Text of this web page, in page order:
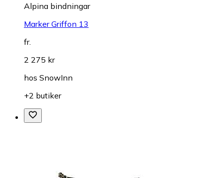
Alpina bindningar
Marker Griffon 13
fr.
2 275 kr
hos SnowInn
+2 butiker